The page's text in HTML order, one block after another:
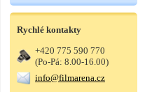
Rychlé kontakty
+420 775 590 770
(Po-Pá: 8.00-16.00)
info@filmarena.cz